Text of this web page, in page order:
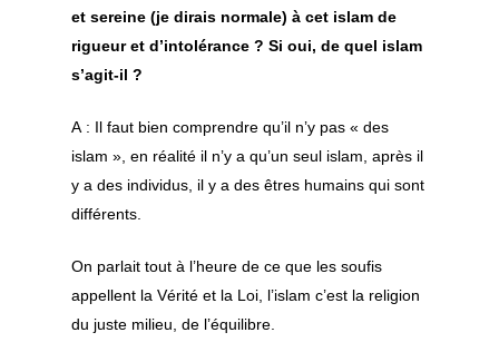
et sereine (je dirais normale) à cet islam de
rigueur et d’intolérance ? Si oui, de quel islam
s’agit-il ?
A : Il faut bien comprendre qu’il n’y pas « des
islam », en réalité il n’y a qu’un seul islam, après il
y a des individus, il y a des êtres humains qui sont
différents.
On parlait tout à l’heure de ce que les soufis
appellent la Vérité et la Loi, l’islam c’est la religion
du juste milieu, de l’équilibre.